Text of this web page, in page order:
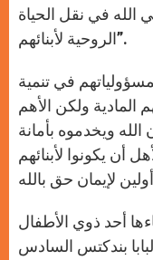
الله في نقل الحياة
الروحية لأبنائهم”.
في تنمية
المادية ولكن الأهم
ويخدموه بأمانة
أن يكونوا لأبنائهم
أحد ذوي الأطفال
بندكتس السادس